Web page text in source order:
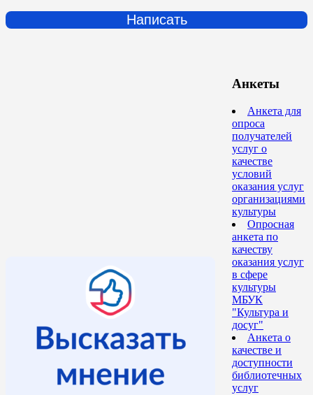
Написать
Анкеты
Анкета для
опроса
получателей
услуг о
качестве
условий
оказания услуг
организациями
культуры
Опросная
анкета по
качеству
оказания услуг
в сфере
культуры
МБУК
"Культура и
досуг"
Анкета о
качестве и
доступности
библиотечных
услуг